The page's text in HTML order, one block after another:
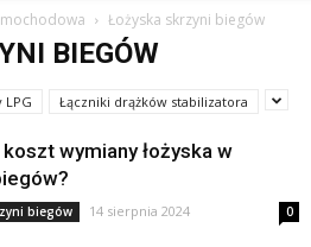
Łożyska skrzyni biegów
BIEGÓW
Łączniki drążków stabilizatora
wymiany łożyska w
biegów 14 sierpnia 2024 0